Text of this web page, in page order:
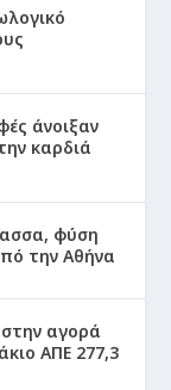
άνοιξαν
καρδιά
φύση
την Αθήνα
στην αγορά
ΑΠΕ 277,3